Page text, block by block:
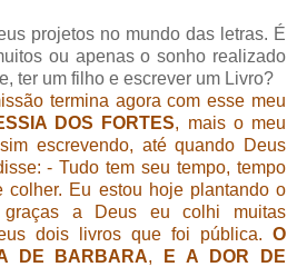
projetos no mundo das letras. É
ou apenas o sonho realizado
ter um filho e escrever um Livro?
termina agora com esse meu
DOS FORTES, mais o meu
escrevendo, até quando Deus
- Tudo tem seu tempo, tempo
colher. Eu estou hoje plantando o
graças a Deus eu colhi muitas
dois livros que foi pública. O
DE BARBARA,
E A DOR DE